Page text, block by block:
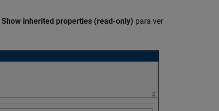
Show inherited properties (read-only) para ver